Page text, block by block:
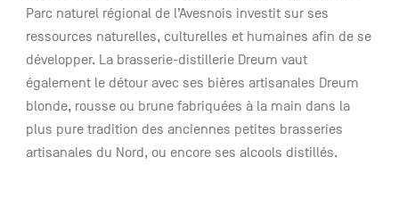
Parc naturel régional de l’Avesnois investit sur ses
ressources naturelles, culturelles et humaines afin de se
développer. La brasserie-distillerie Dreum vaut
également le détour avec ses bières artisanales Dreum
blonde, rousse ou brune fabriquées à la main dans la
plus pure tradition des anciennes petites brasseries
artisanales du Nord, ou encore ses alcools distillés.